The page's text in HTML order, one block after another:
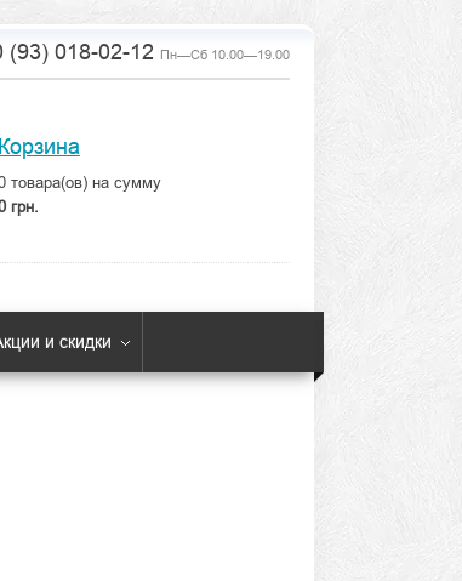
(93) 018-02-12 Пн—Сб 10.00—19.00
Корзина
товара(ов) на сумму
грн.
и скидки